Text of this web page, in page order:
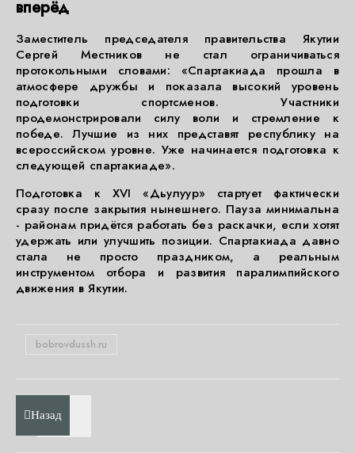
вперёд
Заместитель председателя правительства Якутии
Сергей Местников не стал ограничиваться
протокольными словами: «Спартакиада прошла в
атмосфере дружбы и показала высокий уровень
подготовки спортсменов. Участники
продемонстрировали силу воли и стремление к
победе. Лучшие из них представят республику на
всероссийском уровне. Уже начинается подготовка к
следующей спартакиаде».
Подготовка к XVI «Дьулуур» стартует фактически
сразу после закрытия нынешнего. Пауза минимальна
- районам придётся работать без раскачки, если хотят
удержать или улучшить позиции. Спартакиада давно
стала не просто праздником, а реальным
инструментом отбора и развития паралимпийского
движения в Якутии.
bobrovdussh.ru
Назад